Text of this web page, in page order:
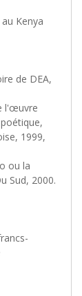
Kenya
de DEA,
l'œuvre
1999,
ou la
Sud, 2000.